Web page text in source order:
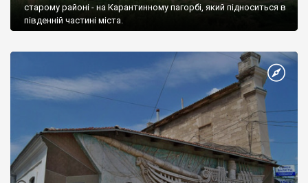
старому районі - на Карантинному пагорбі, який підноситься в
південній частині міста.